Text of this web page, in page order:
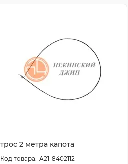
трос 2 метра капота
A21-8402112